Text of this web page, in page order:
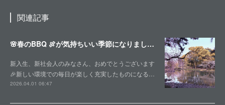
関連記事
🌸春のBBQ 🍖が気持ちいい季節になりました🌸
新入生、新社会人のみなさん、おめでとうございます
🎉新しい環境での毎日が楽しく充実したものになる…
2026.04.01 06:47